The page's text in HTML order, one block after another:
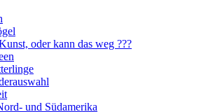
oder kann das weg ???
und Südamerika